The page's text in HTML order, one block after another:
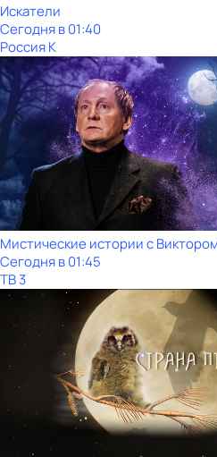
Искатели
Сегодня в 01:40
Россия К
Мистические истории с
Сегодня в 01:45
ТВ 3